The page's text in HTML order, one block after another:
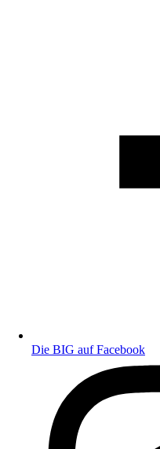
Die BIG auf Facebook